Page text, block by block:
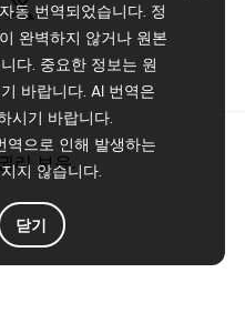
동 번역되었습니다. 정
완벽하지 않거나 원본
다. 중요한 정보는 원
바랍니다. AI 번역은
시기 바랍니다.
역으로 인해 발생하는
지 않습니다.
닫기
리 보유.